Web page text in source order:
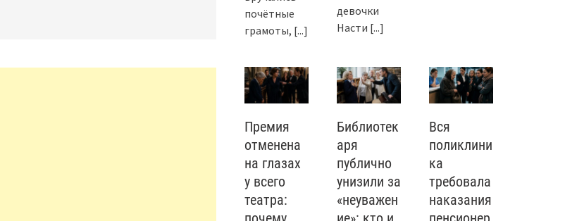
почётные
грамоты, [...]
девочки
Насти [...]
Премия
отменена
на глазах
у всего
театра:
Библиотек
аря
публично
унизили за
«неуважен
Вся
поликлини
ка
требовала
наказания